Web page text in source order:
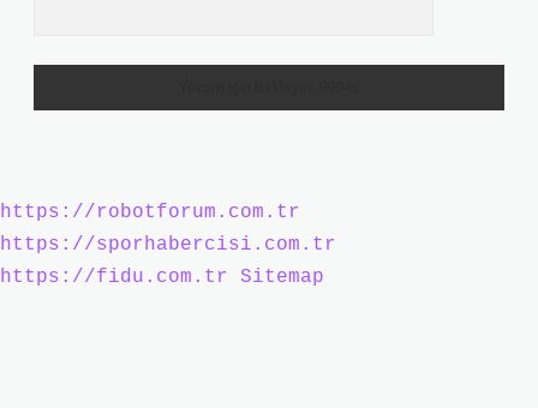
https://robotforum.com.tr
https://sporhabercisi.com.tr
https://fidu.com.tr
Sitemap